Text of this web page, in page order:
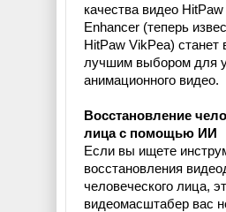
качества видео
Enhancer (теперь
HitPaw VikPea)
лучшим выбором для
анимационного видео.
Восстановление
лица с помощью ИИ
Если вы ищете
восстановления
человеческого лица,
видеомасштабер вас